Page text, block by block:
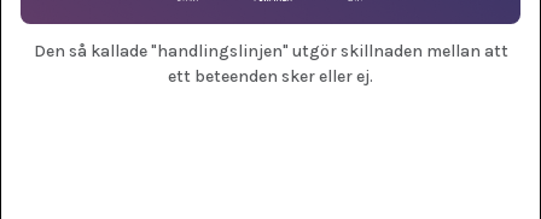
Den så kallade "handlingslinjen" utgör skillnaden mellan att
ett beteenden sker eller ej.